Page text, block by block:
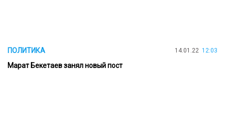
ПОЛИТИКА 14.01.22 12:03
Марат Бекетаев занял новый пост